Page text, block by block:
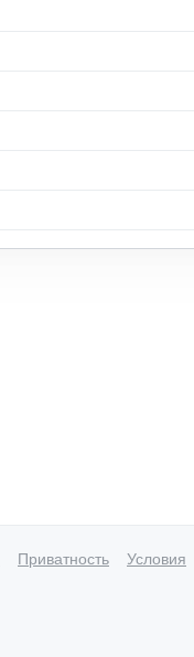
Приватность Условия